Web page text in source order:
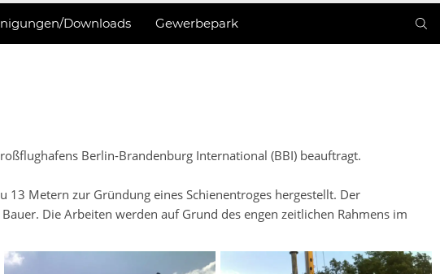
Downloads Gewerbepark
Berlin-Brandenburg International (BBI) beauftragt.
Metern zur Gründung eines Schienentroges hergestellt. Der
Die Arbeiten werden auf Grund des engen zeitlichen Rahmens im